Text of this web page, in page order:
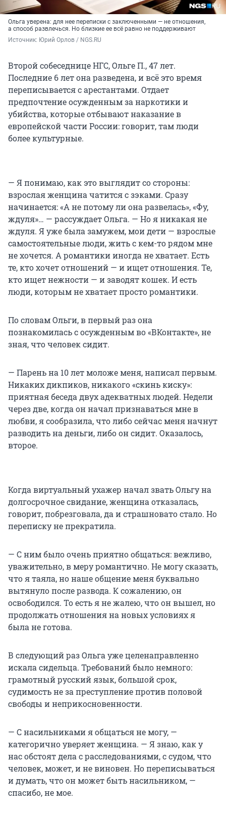
Ольга уверена: для нее переписки с заключенными — не отношения,
а способ развлечься. Но близкие ее всё равно не поддерживают
Источник: Юрий Орлов / NGS.RU
Второй собеседнице НГС, Ольге П., 47 лет.
Последние 6 лет она разведена, и всё это время
переписывается с арестантами. Отдает
предпочтение осужденным за наркотики и
убийства, которые отбывают наказание в
европейской части России: говорит, там люди
более культурные.
— Я понимаю, как это выглядит со стороны:
взрослая женщина чатится с зэками. Сразу
начинается: «А не потому ли она развелась», «Фу,
ждуля»… — рассуждает Ольга. — Но я никакая не
ждуля. Я уже была замужем, мои дети — взрослые
самостоятельные люди, жить с кем-то рядом мне
не хочется. А романтики иногда не хватает. Есть
те, кто хочет отношений — и ищет отношения. Те,
кто ищет нежности — и заводят кошек. И есть
люди, которым не хватает просто романтики.
По словам Ольги, в первый раз она
познакомилась с осужденным во «ВКонтакте», не
зная, что человек сидит.
— Парень на 10 лет моложе меня, написал первым.
Никаких дикпиков, никакого «скинь киску»:
приятная беседа двух адекватных людей. Недели
через две, когда он начал признаваться мне в
любви, я сообразила, что либо сейчас меня начнут
разводить на деньги, либо он сидит. Оказалось,
второе.
Когда виртуальный ухажер начал звать Ольгу на
долгосрочное свидание, женщина отказалась,
говорит, побрезговала, да и страшновато стало. Но
переписку не прекратила.
— С ним было очень приятно общаться: вежливо,
уважительно, в меру романтично. Не могу сказать,
что я таяла, но наше общение меня буквально
вытянуло после развода. К сожалению, он
освободился. То есть я не жалею, что он вышел, но
продолжать отношения на новых условиях я
была не готова.
В следующий раз Ольга уже целенаправленно
искала сидельца. Требований было немного:
грамотный русский язык, большой срок,
судимость не за преступление против половой
свободы и неприкосновенности.
— С насильниками я общаться не могу, —
категорично уверяет женщина. — Я знаю, как у
нас обстоят дела с расследованиями, с судом, что
человек, может, и не виновен. Но переписываться
и думать, что он может быть насильником, —
спасибо, не мое.